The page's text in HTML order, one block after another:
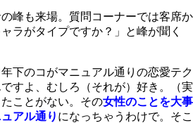
峰も来場。質問コーナーでは客席か
ラがタイプですか？」と峰が聞く
下のコがマニュアル通りの恋愛テク
すよ、むしろ（それが）好き。（実
ことがない。その女性のことを大事
アル通り になっちゃうわけで。そこ